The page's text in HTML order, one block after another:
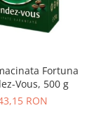
Fortuna
Vous, 500 g
RON